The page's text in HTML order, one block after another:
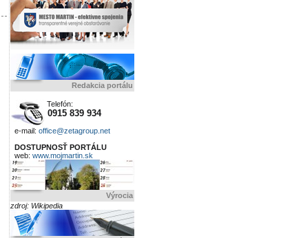
Redakcia portálu
Telefón:
0915 839 934
e-mail: office@zetagroup.net
DOSTUPNOSŤ PORTÁLU
web: www.mojmartin.sk
Výrocia
zdroj: Wikipedia